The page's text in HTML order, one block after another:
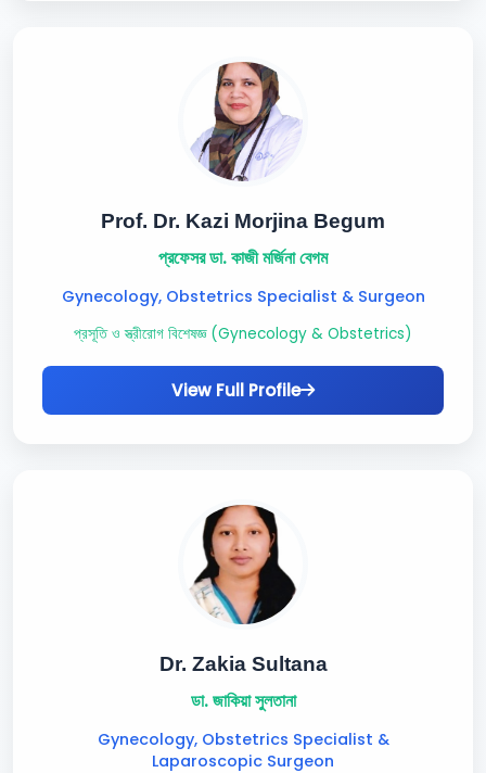
Prof. Dr. Kazi Morjina Begum
প্রফেসর ডা. কাজী মর্জিনা বেগম
Gynecology, Obstetrics Specialist & Surgeon
প্রসূতি ও স্ত্রীরোগ বিশেষজ্ঞ (Gynecology & Obstetrics)
View Full Profile
Dr. Zakia Sultana
ডা. জাকিয়া সুলতানা
Gynecology, Obstetrics Specialist &
Laparoscopic Surgeon